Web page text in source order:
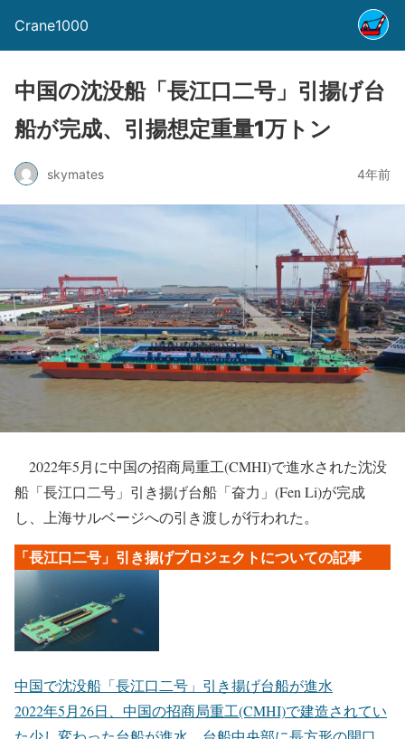
Crane1000
中国の沈没船「長江口二号」引揚げ台
船が完成、引揚想定重量1万トン
skymates 4年前
2022年5月に中国の招商局重工(CMHI)で進水された沈没
船「長江口二号」引き揚げ台船「奋力」(Fen Li)が完成
し、上海サルベージへの引き渡しが行われた。
「長江口二号」引き揚げプロジェクトについての記事
中国で沈没船「長江口二号」引き揚げ台船が進水
2022年5月26日、中国の招商局重工(CMHI)で建造されてい